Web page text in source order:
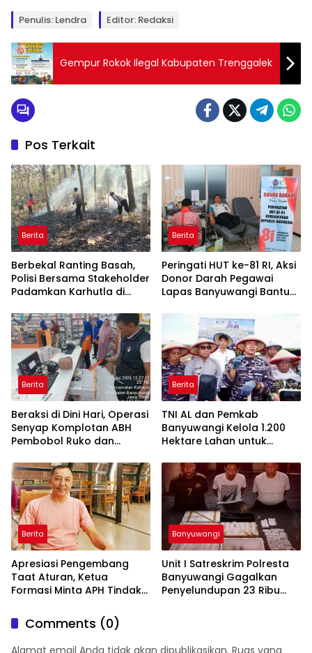
Penulis: Lendra Editor: Redaksi
Gempur Rokok Ilegal Kabupaten Trenggalek
Pos Terkait
Berita
Berbekal Ranting Basah,
Polisi Bersama Stakeholder
Padamkan Karhutla di
Trenggalek
Berita
Peringati HUT ke-81 RI, Aksi
Donor Darah Pegawai
Lapas Banyuwangi Bantu
Berita
Beraksi di Dini Hari, Operasi
Senyap Komplotan ABH
Pembobol Ruko dan
Macan Blambangan
Berita
TNI AL dan Pemkab
Banyuwangi Kelola 1.200
Hektare Lahan untuk
Nasional
Berita
Apresiasi Pengembang
Taat Aturan, Ketua
Formasi Minta APH Tindak
Pertanyakan Perizinan di
Gambor
Banyuwangi
Unit I Satreskrim Polresta
Banyuwangi Gagalkan
Penyelundupan 23 Ribu
Comments (0)
Alamat email Anda tidak akan dipublikasikan. Ruas yang